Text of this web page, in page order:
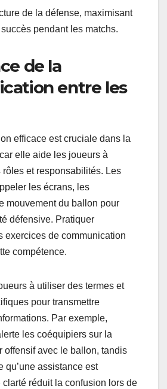
de la défense, maximisant
pendant les matchs.
de la
entre les
efficace est cruciale dans la
elle aide les joueurs à
et responsabilités. Les
les écrans, les
mouvement du ballon pour
défensive. Pratiquer
exercices de communication
compétence.
à utiliser des termes et
pour transmettre
Par exemple,
les coéquipiers sur la
offensif avec le ballon, tandis
qu’une assistance est
clarté réduit la confusion lors de